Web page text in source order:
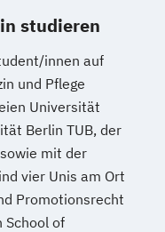
studieren
innen auf
und Pflege
Universität
Berlin TUB, der
mit der
vier Unis am Ort
Promotionsrecht
School of